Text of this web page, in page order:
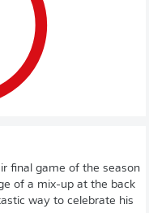
final game of the season
of a mix-up at the back
way to celebrate his